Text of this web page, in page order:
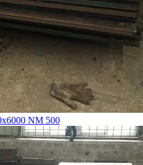
NM 500